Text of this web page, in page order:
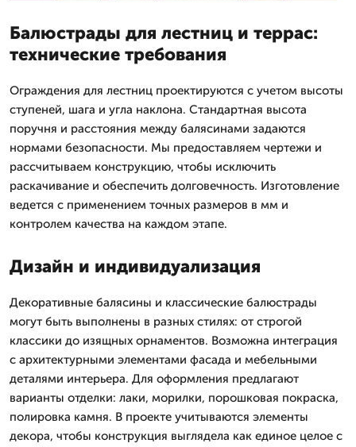
Балюстрады для лестниц и террас:
технические требования
Ограждения для лестниц проектируются с учетом высоты
ступеней, шага и угла наклона. Стандартная высота
поручня и расстояния между балясинами задаются
нормами безопасности. Мы предоставляем чертежи и
рассчитываем конструкцию, чтобы исключить
раскачивание и обеспечить долговечность. Изготовление
ведется с применением точных размеров в мм и
контролем качества на каждом этапе.
Дизайн и индивидуализация
Декоративные балясины и классические балюстрады
могут быть выполнены в разных стилях: от строгой
классики до изящных орнаментов. Возможна интеграция
с архитектурными элементами фасада и мебельными
деталями интерьера. Для оформления предлагают
варианты отделки: лаки, морилки, порошковая покраска,
полировка камня. В проекте учитываются элементы
декора, чтобы конструкция выглядела как единое целое с